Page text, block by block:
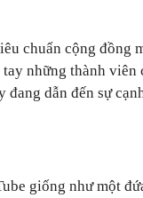
chuẩn cộng đồng
những thành viên
dẫn đến sự
giống như một